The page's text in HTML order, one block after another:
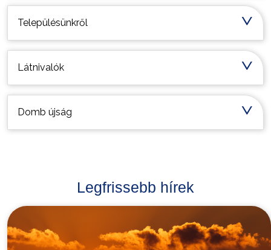
Településünkről
Látnivalók
Domb újság
Legfrissebb hírek